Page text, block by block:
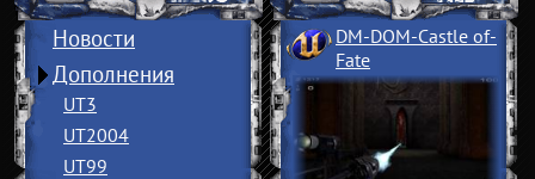
Новости
Дополнения
UT3
UT2004
UT99
DM-DOM-Castle of­
Fate